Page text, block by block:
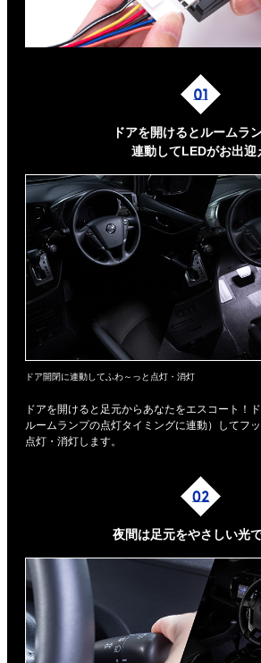
ドアを開けるとルームラ
連動してLEDがお出迎
ドア開閉に連動してふわ～っと点灯・消灯
ドアを開けると足元からあなたをエスコート！
ルームランプの点灯タイミングに連動）してフ
点灯・消灯します。
夜間は足元をやさしい光